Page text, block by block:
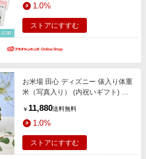
真＋名入れギフト
1.0%
ストアにすすむ
お米場 田心 ディズニー 俵入り体重
米（写真入り） (内祝いギフト) 送
内祝い・お返しギフト 名入れギフ
ト・顔写真＋名入れギフト
￥ 11,880送料無料
1.0%
ストアにすすむ